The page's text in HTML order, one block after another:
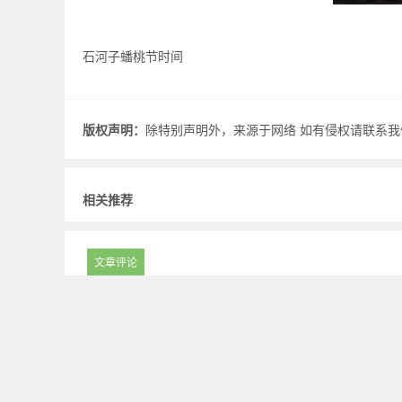
石河子蟠桃节时间
版权声明： 除特别声明外，来源于网络 如有侵权请联系
相关推荐
文章评论